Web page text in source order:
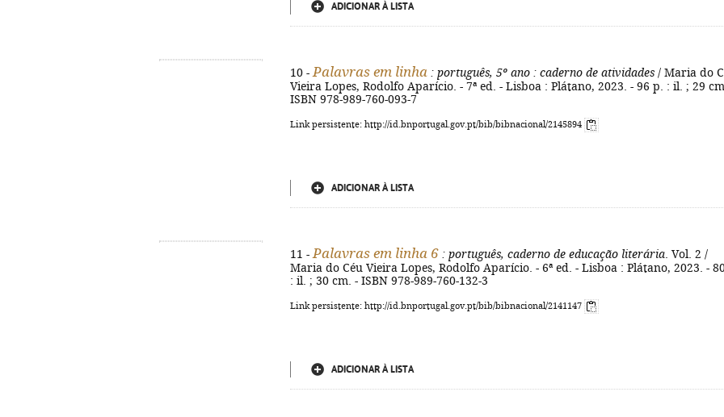
ADICIONAR À LISTA
10 - Palavras em linha : português, 5º ano : caderno de atividades / Maria do
Vieira Lopes, Rodolfo Aparício. - 7ª ed. - Lisboa : Plátano, 2023. - 96 p. : il. ; 29
ISBN 978-989-760-093-7
Link persistente: http://id.bnportugal.gov.pt/bib/bibnacional/2145894
ADICIONAR À LISTA
11 - Palavras em linha 6 : português, caderno de educação literária . Vol. 2 /
Maria do Céu Vieira Lopes, Rodolfo Aparício. - 6ª ed. - Lisboa : Plátano, 2023. -
: il. ; 30 cm. - ISBN 978-989-760-132-3
Link persistente: http://id.bnportugal.gov.pt/bib/bibnacional/2141147
ADICIONAR À LISTA